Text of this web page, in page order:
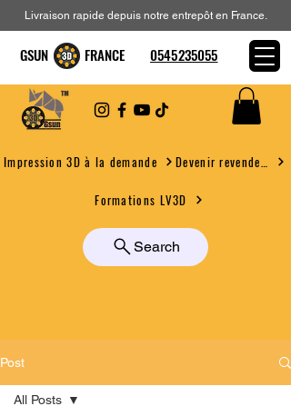
Impression 3D à la demande
Formations LV3D
Search
Livraison rapide depuis notre entrepôt en France.
GSUN FRANCE 0545235055
Post
All Posts